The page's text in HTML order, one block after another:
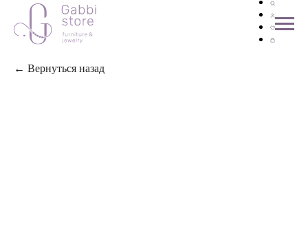
← Вернуться назад